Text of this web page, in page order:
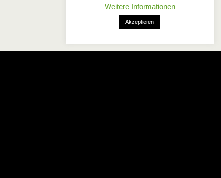
Weitere Informationen
Akzeptieren